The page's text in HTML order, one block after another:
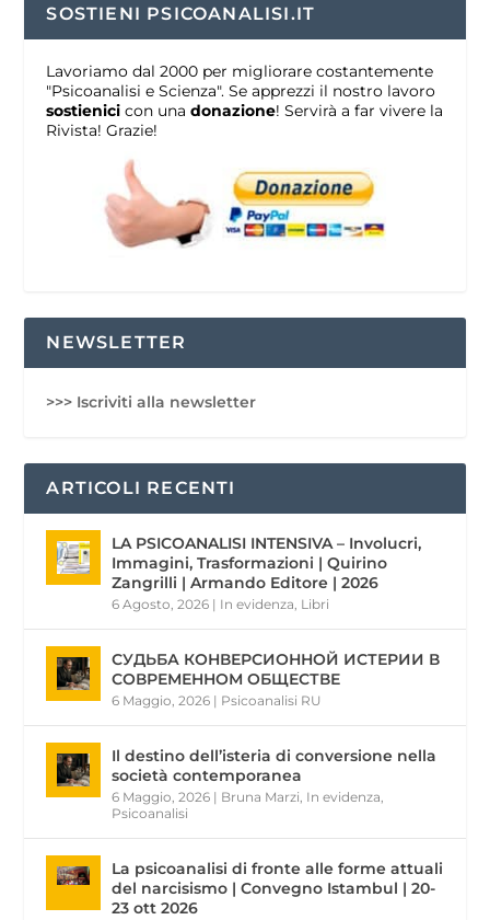
SOSTIENI PSICOANALISI.IT
Lavoriamo dal 2000 per migliorare costantemente
"Psicoanalisi e Scienza". Se apprezzi il nostro lavoro
sostienici con unadonazione! Servirà a far vivere la
Rivista! Grazie!
NEWSLETTER
>>> Iscriviti alla newsletter
ARTICOLI RECENTI
LA PSICOANALISI INTENSIVA – Involucri,
Immagini, Trasformazioni | Quirino
Zangrilli | Armando Editore | 2026
6 Agosto, 2026 | In evidenza, Libri
СУДЬБА КОНВЕРСИОННОЙ ИСТЕРИИ В
СОВРЕМЕННОМ ОБЩЕСТВЕ
6 Maggio, 2026 | Psicoanalisi RU
Il destino dell’isteria di conversione nella
società contemporanea
6 Maggio, 2026 | Bruna Marzi, In evidenza,
Psicoanalisi
La psicoanalisi di fronte alle forme attuali
del narcisismo | Convegno Istambul | 20-
23 ott 2026